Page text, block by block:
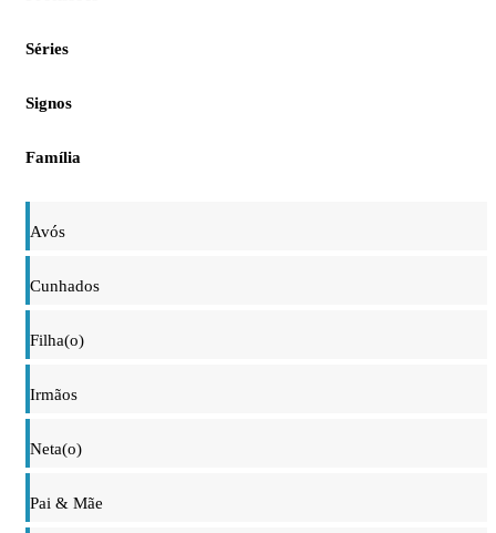
Séries
Signos
Família
Avós
Cunhados
Filha(o)
Irmãos
Neta(o)
Pai & Mãe